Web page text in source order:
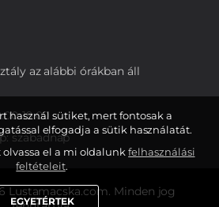
az alábbi órákban áll
19:00
szabadnap
Lustamacska.com. Minden jog
használ sütiket, mert fontosak a
elfogadja a sütik használatát.
el a mi oldalunkfelhasználási
feltételeit.
EGYETÉRTEK